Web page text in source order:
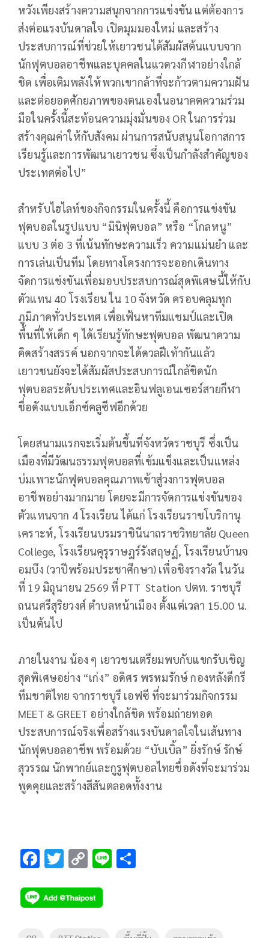
หวังเพียงสร้างความสนุกจากการแข่งขัน แต่ต้องการ
ส่งต่อแรงบันดาลใจ เปิดมุมมองใหม่ และสร้าง
ประสบการณ์ที่ช่วยให้เยาวชนได้สัมผัสต้นแบบจาก
นักฟุตบอลอาชีพและบุคคลในแวดวงกีฬาอย่างใกล้
ชิด เพื่อเติมพลังให้พวกเขากล้าที่จะก้าวตามความฝัน
และต่อยอดศักยภาพของตนเองในอนาคตความร่วม
มือในครั้งนี้สะท้อนความมุ่งมั่นของ OR ในการร่วม
สร้างคุณค่าให้กับสังคม ผ่านการสนับสนุนโอกาสการ
เรียนรู้และการพัฒนาเยาวชน ซึ่งเป็นกำลังสำคัญของ
ประเทศต่อไป”
สำหรับไฮไลท์ของกิจกรรมในครั้งนี้ คือการแข่งขัน
ฟุตบอลในรูปแบบ “มินิฟุตบอล” หรือ “โกลหนู”
แบบ 3 ต่อ 3 ที่เน้นทักษะความเร็ว ความแม่นยำ และ
การเล่นเป็นทีม โดยทางโครงการจะออกเดินทาง
จัดการแข่งขันเพื่อมอบประสบการณ์สุดพิเศษนี้ให้กับ
ตัวแทน 40 โรงเรียน ใน 10 จังหวัด ครอบคลุมทุก
ภูมิภาคทั่วประเทศ เพื่อเฟ้นหาทีมแชมป์และเปิด
พื้นที่ให้เด็ก ๆ ได้เรียนรู้ทักษะฟุตบอล พัฒนาความ
คิดสร้างสรรค์ นอกจากจะได้ดวลฝีเท้ากันแล้ว
เยาวชนยังจะได้สัมผัสประสบการณ์ใกล้ชิดนัก
ฟุตบอลระดับประเทศและอินฟลูเอนเซอร์สายกีฬา
ชื่อดังแบบเอ็กซ์คลูซีฟอีกด้วย
โดยสนามแรกจะเริ่มต้นขึ้นที่จังหวัดราชบุรี ซึ่งเป็น
เมืองที่มีวัฒนธรรมฟุตบอลที่เข้มแข็งและเป็นแหล่ง
บ่มเพาะนักฟุตบอลคุณภาพเข้าสู่วงการฟุตบอล
อาชีพอย่างมากมาย โดยจะมีการจัดการแข่งขันของ
ตัวแทนจาก 4 โรงเรียน ได้แก่ โรงเรียนราชโบริกานุ
เคราะห์, โรงเรียนบรมราชินีนาถราชวิทยาลัย Queen
College, โรงเรียนคุรุราษฎร์รังสฤษฏ์, โรงเรียนบ้านจ
อมบึง (วาปีพร้อมประชาศึกษา) เพื่อชิงรางวัล ในวัน
ที่ 19 มิถุนายน 2569 ที่ PTT Station ปตท. ราชบุรี
ถนนศรีสุริยวงศ์ ตำบลหน้าเมือง ตั้งแต่เวลา 15.00 น.
เป็นต้นไป
ภายในงาน น้อง ๆ เยาวชนเตรียมพบกับแขกรับเชิญ
สุดพิเศษอย่าง “เก่ง” อดิศร พรหมรักษ์ กองหลังดีกรี
ทีมชาติไทย จากราชบุรี เอฟซี ที่จะมาร่วมกิจกรรม
MEET & GREET อย่างใกล้ชิด พร้อมถ่ายทอด
ประสบการณ์จริงเพื่อสร้างแรงบันดาลใจในเส้นทาง
นักฟุตบอลอาชีพ พร้อมด้วย “บับเบิ้ล” ยิ่งรักษ์ รักษ์
สุวรรณ นักพากย์และกูรูฟุตบอลไทยชื่อดังที่จะมาร่วม
พูดคุยและสร้างสีสันตลอดทั้งงาน
F
e
b
T
tt
er
C
p
y
Li